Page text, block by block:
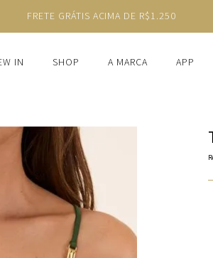
FRETE GRÁTIS ACIMA DE R$1.250
IN SHOP A MARCA APP